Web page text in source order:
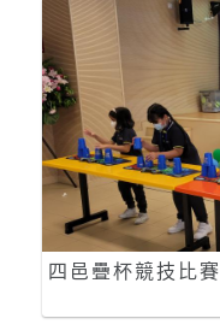
四邑疊杯競技比賽